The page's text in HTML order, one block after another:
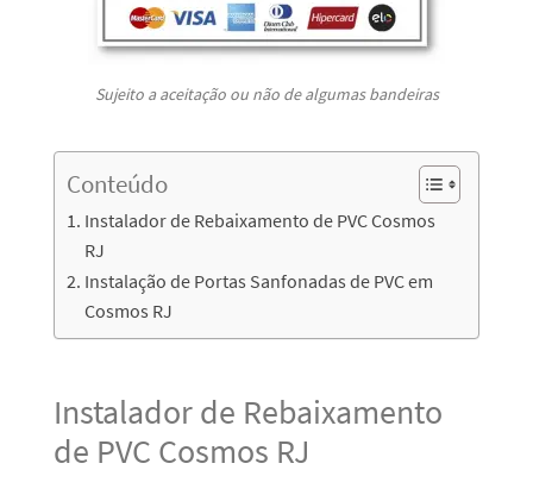
Sujeito a aceitação ou não de algumas bandeiras
Conteúdo
Instalador de Rebaixamento de PVC Cosmos
RJ
Instalação de Portas Sanfonadas de PVC em
Cosmos RJ
Instalador de Rebaixamento
de PVC Cosmos RJ